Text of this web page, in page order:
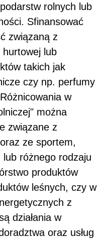
rolnych lub
Sfinansować
związaną z
lub
takich jak
czy np. perfumy
w
można
związane z
ze sportem,
różnego rodzaju
produktów
leśnych, czy w
z
działania w
oraz usług